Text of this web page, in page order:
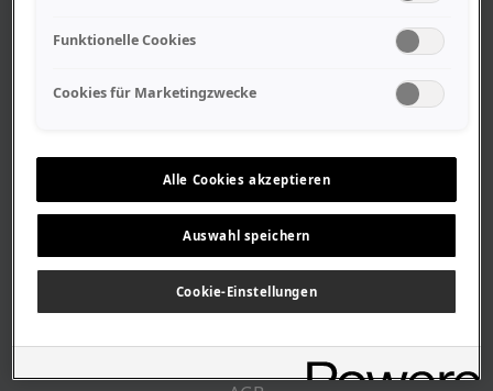
Geschäftszeiten
Stellenangebote
Geschichte
CUSTOMER INFO
Funktionelle Cookies
Cookies für Marketingzwecke
Alle Cookies akzeptieren
Auswahl speichern
Cookie-Einstellungen